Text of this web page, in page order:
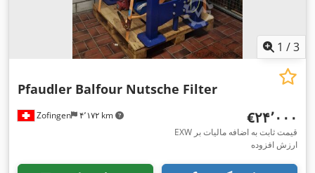
1 /3
Zofingen ۴٬۱۷۲ km
Pfaudler Balfour Nutsche Filter
‎€۲۴٬۰۰۰
EXW قیمت ثابت به اضافه مالیات بر
ارزش افزوده